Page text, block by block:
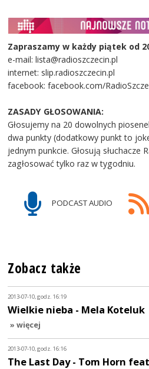
Zapraszamy w każdy piątek od
e-mail: lista@radioszczecin.pl
internet: slip.radioszczecin.pl
facebook: facebook.com/
ZASADY GŁOSOWANIA:
Głosujemy na 20 dowolnych
dwa punkty (dodatkowy punkt to
jednym punkcie. Głosują słuchacze
zagłosować tylko raz w tygodniu.
PODCAST AUDIO
Zobacz także
2013-07-10, godz. 16:19
Wielkie nieba - Mela Koteluk
» więcej
2013-07-10, godz. 16:16
The Last Day - Tom Horn